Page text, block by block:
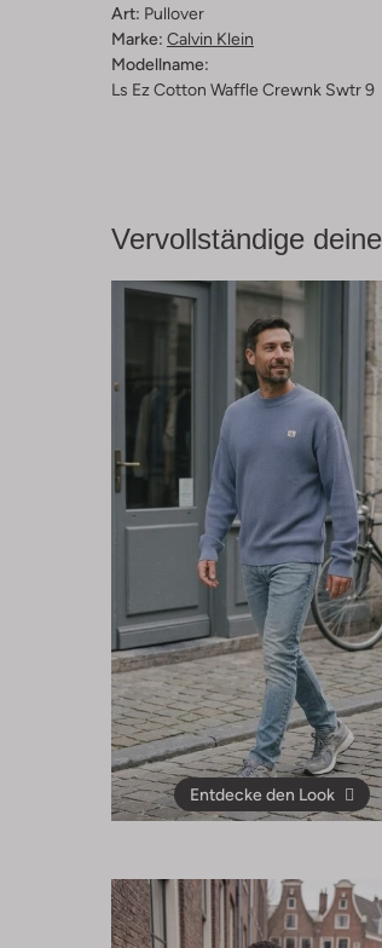
Art: Pullover
Marke: Calvin Klein
Modellname:
Ls Ez Cotton Waffle Crewnk Swtr 9
Vervollständige
Entdecke den Look